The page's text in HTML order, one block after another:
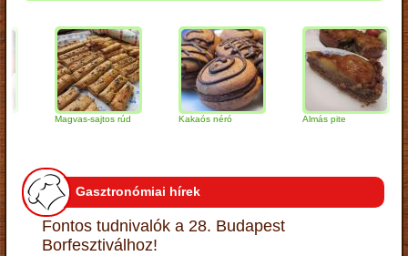
Magvas-sajtos rúd Kakaós néró Almás pite
Gasztronómiai hírek
Fontos tudnivalók a 28. Budapest
Borfesztiválhoz!